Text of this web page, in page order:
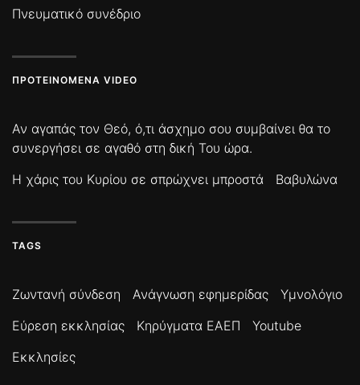
Πνευματικό συνέδριο
ΠΡΟΤΕΙΝΌΜΕΝΑ VIDEO
Αν αγαπάς τον Θεό, ό,τι άσχημο σου συμβαίνει θα το
συνεργήσει σε αγαθό στη δική Του ώρα.
Η χάρις του Κυρίου σε σπρώχνει μπροστά
Βαβυλώνα
TAGS
Ζωντανή σύνδεση Ανάγνωση εφημερίδας
Υμνολόγιο
Εύρεση εκκλησίας
Κηρύγματα ΕΑΕΠ
Youtube
Εκκλησίες